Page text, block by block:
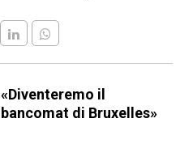
«Diventeremo il
bancomat di Bruxelles»